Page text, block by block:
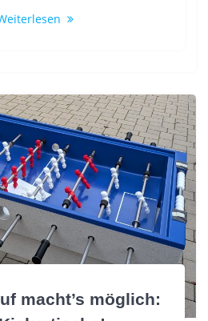
macht’s möglich: